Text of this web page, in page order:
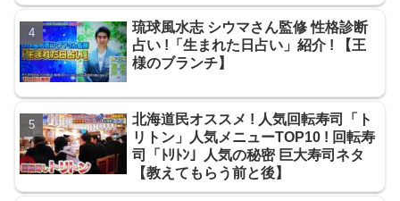
琉球風水志 シウマさん監修 性格診断
占い !「生まれた日占い」紹介 ! 【王
様のブランチ】
北海道民オススメ ! 人気回転寿司「ト
リトン」人気メニューTOP10 ! 回転寿
司「ﾄﾘﾄﾝ」人気の秘密 巨大寿司ネタ
【教えてもらう前と後】